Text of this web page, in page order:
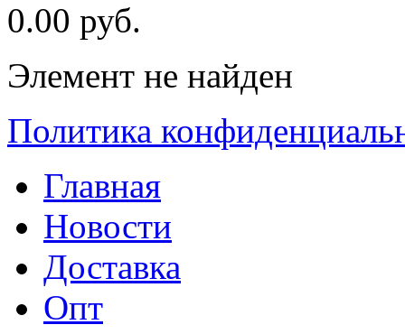
0.00 руб.
Элемент не найден
Политика
Главная
Новости
Доставка
Опт